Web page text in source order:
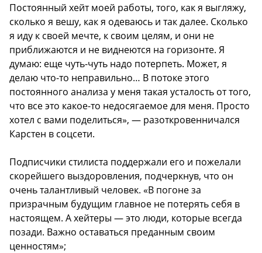
Постоянный хейт моей работы, того, как я выгляжу,
сколько я вешу, как я одеваюсь и так далее. Сколько
я иду к своей мечте, к своим целям, и они не
приближаются и не виднеются на горизонте. Я
думаю: еще чуть-чуть надо потерпеть. Может, я
делаю что-то неправильно… В потоке этого
постоянного анализа у меня такая усталость от того,
что все это какое-то недосягаемое для меня. Просто
хотел с вами поделиться», — разоткровенничался
Карстен в соцсети.
Подписчики стилиста поддержали его и пожелали
скорейшего выздоровления, подчеркнув, что он
очень талантливый человек. «В погоне за
призрачным будущим главное не потерять себя в
настоящем. А хейтеры — это люди, которые всегда
позади. Важно оставаться преданным своим
ценностям»;